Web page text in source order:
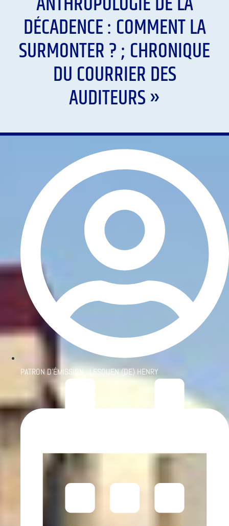
DÉCADENCE : COMMENT LA
SURMONTER ? ; CHRONIQUE
DU COURRIER DES
AUDITEURS »
PATRON D'ÉMISSION :LESQUEN (DE) HENRY